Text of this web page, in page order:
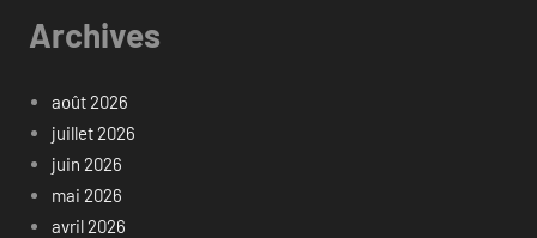
Archives
août 2026
juillet 2026
juin 2026
mai 2026
avril 2026